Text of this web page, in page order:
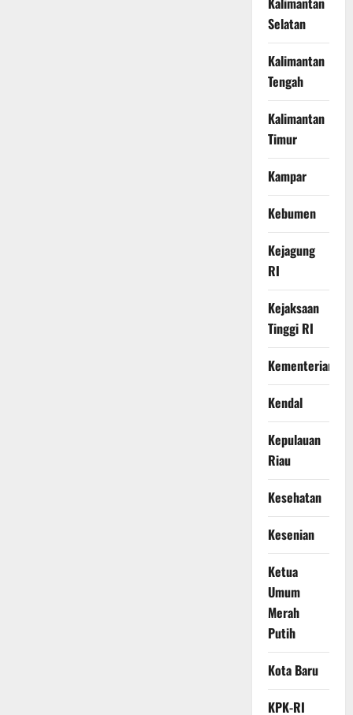
Selatan
Kalimantan
Tengah
Kalimantan
Timur
Kampar
Kebumen
Kejagung
RI
Kejaksaan
Tinggi RI
Kementerian
Kendal
Kepulauan
Riau
Kesehatan
Kesenian
Ketua
Umum
Merah
Putih
Kota Baru
KPK-RI